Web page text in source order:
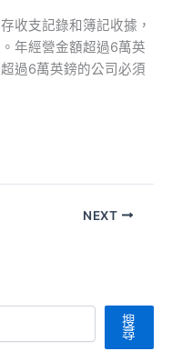
收支記錄和簿記收據，
年經營金額超過6萬英
過6萬英鎊的公司必須
NEXT
搜
尋